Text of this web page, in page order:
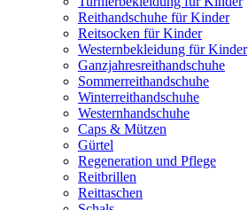
Reithandschuhe für Kinder
Reitsocken für Kinder
Westernbekleidung für Kinder
Ganzjahresreithandschuhe
Sommerreithandschuhe
Winterreithandschuhe
Westernhandschuhe
Caps & Mützen
Gürtel
Regeneration und Pflege
Reitbrillen
Reittaschen